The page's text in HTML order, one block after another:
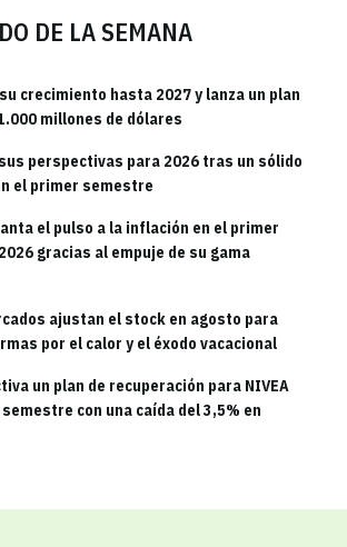
DE LA SEMANA
crecimiento hasta 2027 y lanza un plan
millones de dólares
perspectivas para 2026 tras un sólido
el primer semestre
el pulso a la inflación en el primer
gracias al empuje de su gama
ajustan el stock en agosto para
por el calor y el éxodo vacacional
un plan de recuperación para NIVEA
con una caída del 3,5% en